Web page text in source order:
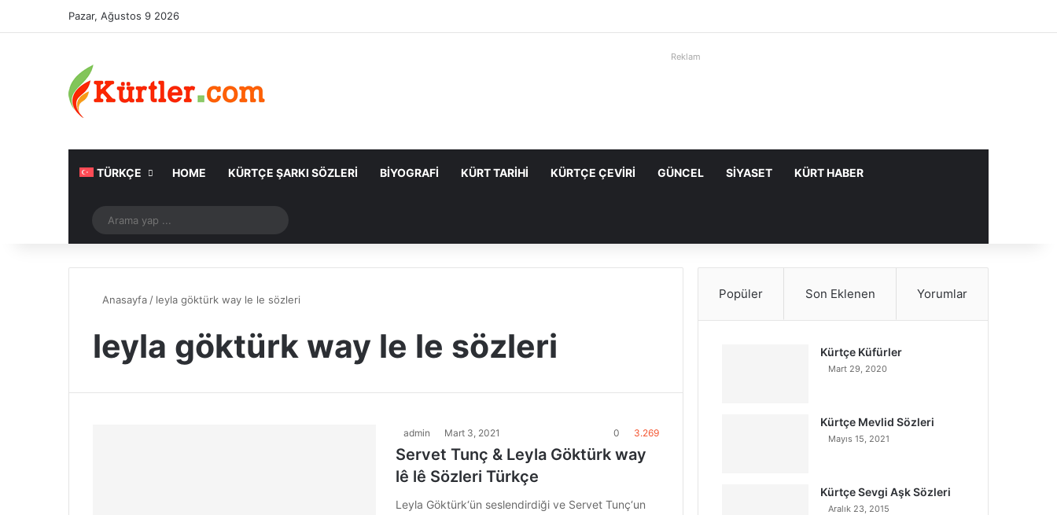
Pazar, Ağustos 9 2026
Reklam
TÜRKÇE HOME KÜRTÇE ŞARKI SÖZLERI BIYOGRAFI KÜRT TARIHI KÜRTÇE ÇEVIRI GÜNCEL SIYASET KÜRT HABER
Rastgele Makale
yap
Anasayfa / leyla göktürk way le le sözleri
leyla göktürk way le le sözleri
admin Mart 3, 2021 0 3.269
Servet Tunç & Leyla Göktürk way
lê lê Sözleri Türkçe
Leyla Göktürk‘ün seslendirdiği ve Servet Tunç‘un
Popüler Son Eklenen Yorumlar
Kürtçe Küfürler
Mart 29, 2020
Kürtçe Mevlid Sözleri
Mayıs 15, 2021
Kürtçe Sevgi Aşk Sözleri
Aralık 23, 2015